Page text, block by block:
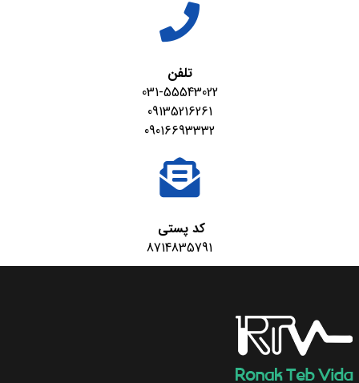
تلفن
031-55543022
09135216261
09016693332
کد پستی
8714835791